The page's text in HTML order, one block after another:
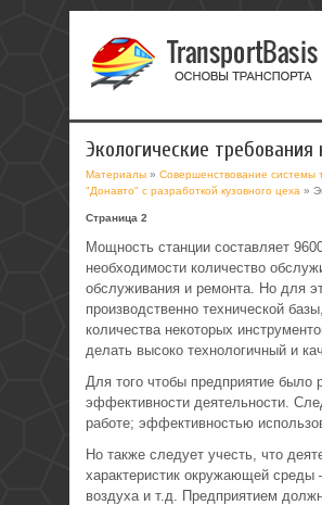
Экологические
Материалы » Совершенствование системы
"Донавто" с разработкой кузовного цеха »
Страница 2
Мощность станции составляет
необходимости количество
обслуживания и ремонта. Но для
производственно технической
количества некоторых
делать высоко технологичный и
Для того чтобы предприятие
эффективности деятельности.
работе; эффективностью
Но также следует учесть, что
характеристик окружающей среды
воздуха и т.д. Предприятием